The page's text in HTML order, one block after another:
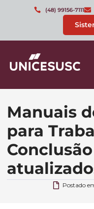
(48) 99156-7111
Manuais
para
Postado